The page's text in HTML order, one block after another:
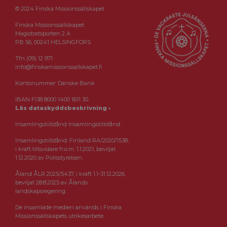
© 2024 Finska Missionssällskapet
Finska Missionssällskapet
Magistratsporten 2 A
PB 56, 00241 HELSINGFORS
Tfn (09) 12 971
info@finskamissionssallskapet.fi
Kontonummer: Danske Bank
IBAN FI38 8000 1400 1611 30
Läs dataskyddsbeskrivning ›
Insamlingstillstånd Insamlingstillstånd:
Insamlingstillstånd: Finland RA/2020/1538,
i kraft tillsvidare fr.o.m. 1.1.2021, beviljat
1.12.2020 av Polisstyrelsen.
Åland ÅLR 2025/5437, i kraft 1.1-31.12.2026,
beviljat 28.8.2025 av Ålands
landskapsregering.
De insamlade medlen används i Finska
Missionssällskapets utrikesarbete.